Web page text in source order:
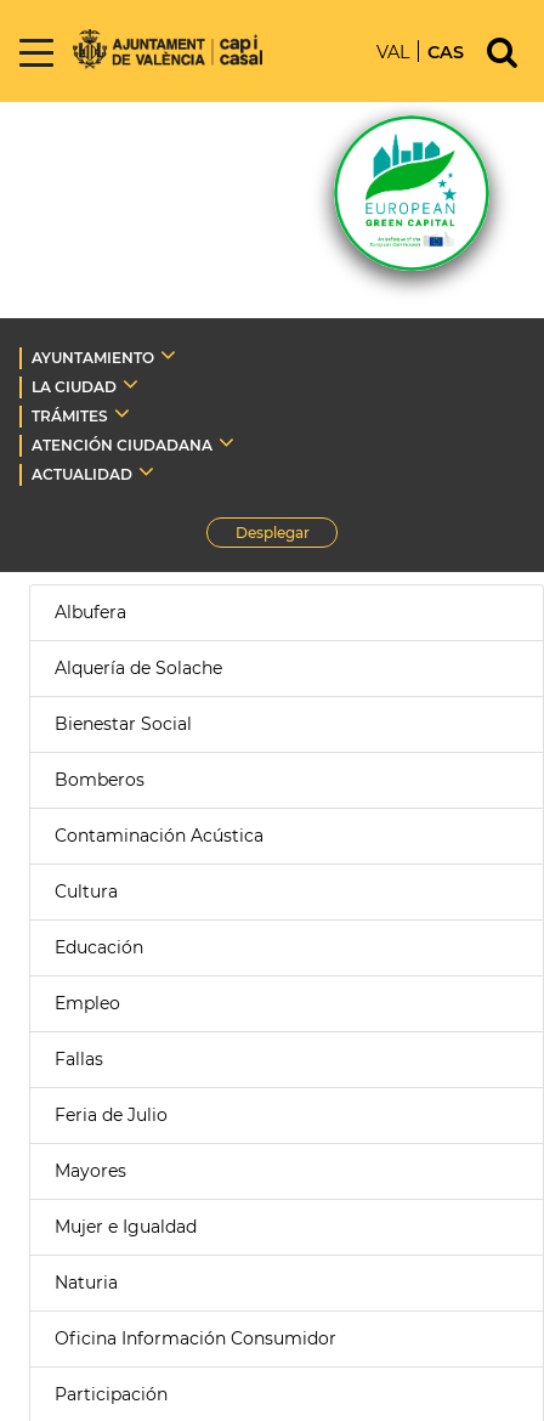
VAL CAS
AYUNTAMIENTO
LA CIUDAD
TRÁMITES
ATENCIÓN CIUDADANA
ACTUALIDAD
Desplegar
Albufera
Alquería de Solache
Bienestar Social
Bomberos
Contaminación Acústica
Cultura
Educación
Empleo
Fallas
Feria de Julio
Mayores
Mujer e Igualdad
Naturia
Oficina Información Consumidor
Participación